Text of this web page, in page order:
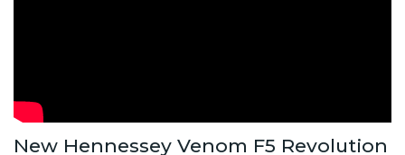
New Hennessey Venom F5 Revolution